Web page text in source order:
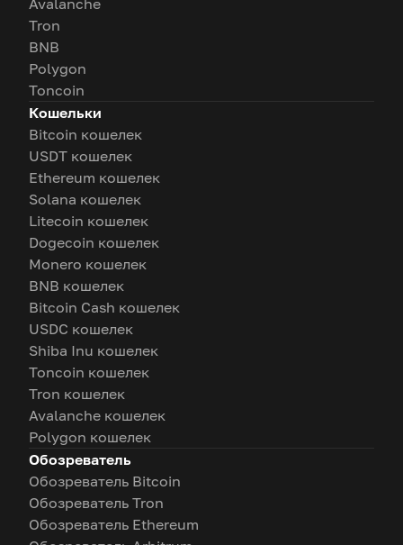
Avalanche
Tron
BNB
Polygon
Toncoin
Кошельки
Bitcoin кошелек
USDT кошелек
Ethereum кошелек
Solana кошелек
Litecoin кошелек
Dogecoin кошелек
Monero кошелек
BNB кошелек
Bitcoin Cash кошелек
USDC кошелек
Shiba Inu кошелек
Toncoin кошелек
Tron кошелек
Avalanche кошелек
Polygon кошелек
Обозреватель
Обозреватель Bitcoin
Обозреватель Tron
Обозреватель Ethereum